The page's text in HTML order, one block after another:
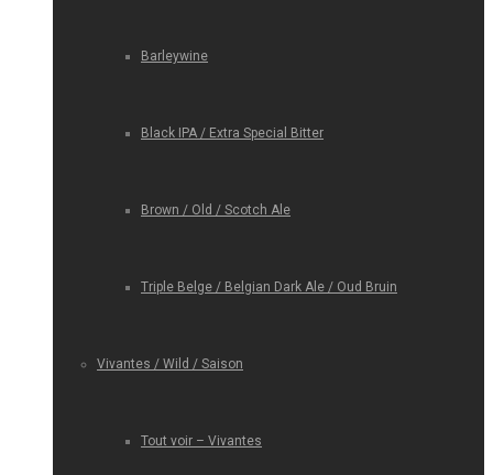
Barleywine
Black IPA / Extra Special Bitter
Brown / Old / Scotch Ale
Triple Belge / Belgian Dark Ale / Oud Bruin
Vivantes / Wild / Saison
Tout voir – Vivantes